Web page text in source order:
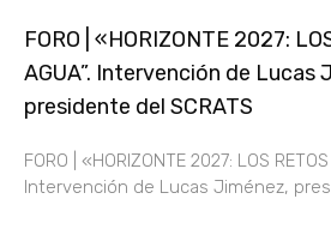
FORO | «HORIZONTE 2027:
AGUA”. Intervención de Lucas
presidente del SCRATS
FORO | «HORIZONTE 2027: LOS
Intervención de Lucas Jiménez,